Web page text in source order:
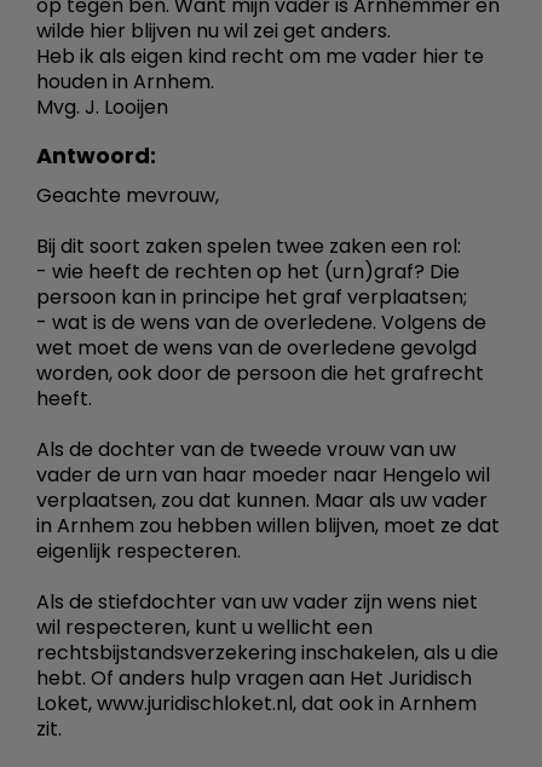
wilde hier blijven nu wil zei get anders.
Heb ik als eigen kind recht om me vader hier te
houden in Arnhem.
Mvg. J. Looijen
Antwoord:
Geachte mevrouw,
Bij dit soort zaken spelen twee zaken een rol:
- wie heeft de rechten op het (urn)graf? Die
persoon kan in principe het graf verplaatsen;
- wat is de wens van de overledene. Volgens de
wet moet de wens van de overledene gevolgd
worden, ook door de persoon die het grafrecht
heeft.
Als de dochter van de tweede vrouw van uw
vader de urn van haar moeder naar Hengelo wil
verplaatsen, zou dat kunnen. Maar als uw vader
in Arnhem zou hebben willen blijven, moet ze dat
eigenlijk respecteren.
Als de stiefdochter van uw vader zijn wens niet
wil respecteren, kunt u wellicht een
rechtsbijstandsverzekering inschakelen, als u die
hebt. Of anders hulp vragen aan Het Juridisch
Loket, www.juridischloket.nl, dat ook in Arnhem
zit.